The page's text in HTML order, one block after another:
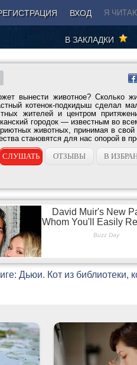
ВХОД Я
В ЗАКЛАДКИ
вынести животное? Сколько
котенок-подкидыш сделал
жителей и центром
городок — известным во
животных, принимая в свой
становятся для нас опорой в
СЛУШАТЬ ОТЗЫВЫ В
Дьюи. Кот из библиотеки,